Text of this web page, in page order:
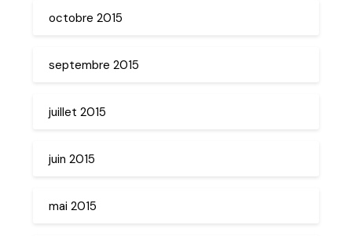
octobre 2015
septembre 2015
juillet 2015
juin 2015
mai 2015